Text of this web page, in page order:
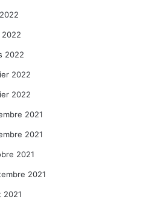
2022
2022
2022
2022
2021
2021
2021
2021
2021